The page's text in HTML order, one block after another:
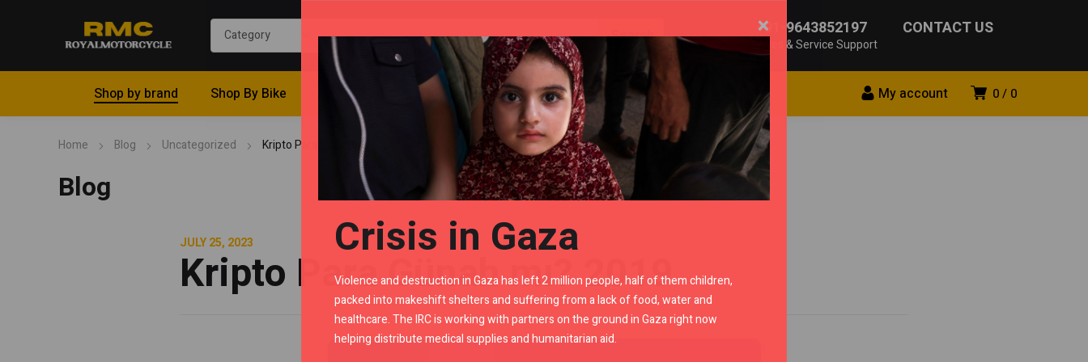
+91-9643852197
Sales & Service Support
CONTACT US
0 0
My account
Shop by brand Shop By Bike Riding Gears Royal Enfield Accessories By LR
Home Blog Uncategorized Kripto Para Günah mı? 2019
Blog
JULY 25, 2023
Kripto Para Günah mı? 2019
×
Crisis in Gaza
Violence and destruction in Gaza has left 2 million people, half of them children,
packed into makeshift shelters and suffering from a lack of food, water and
healthcare. The IRC is working with partners on the ground in Gaza right now
helping distribute medical supplies and humanitarian aid.